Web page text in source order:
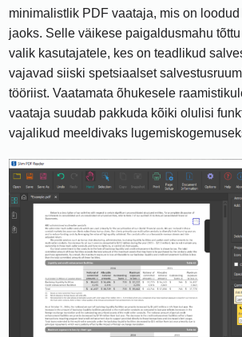
minimalistlik PDF vaataja, mis on
jaoks. Selle väikese paigaldusmahu
valik kasutajatele, kes on teadlikud
vajavad siiski spetsiaalset
tööriist. Vaatamata õhukesele
vaataja suudab pakkuda kõiki olulisi
vajalikud meeldivaks